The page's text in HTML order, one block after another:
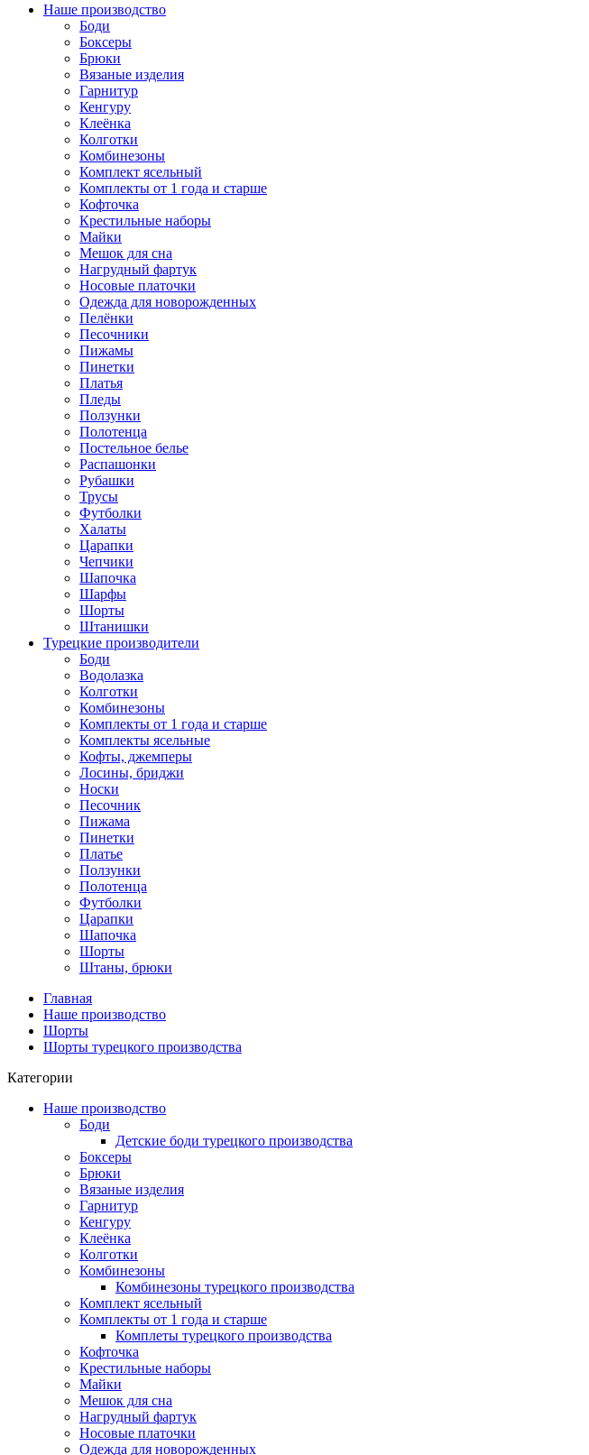
Наше производство
Боди
Боксеры
Брюки
Вязаные изделия
Гарнитур
Кенгуру
Клеёнка
Колготки
Комбинезоны
Комплект ясельный
Комплекты от 1 года и старше
Кофточка
Крестильные наборы
Майки
Мешок для сна
Нагрудный фартук
Носовые платочки
Одежда для новорожденных
Пелёнки
Песочники
Пижамы
Пинетки
Платья
Пледы
Ползунки
Полотенца
Постельное белье
Распашонки
Рубашки
Трусы
Футболки
Халаты
Царапки
Чепчики
Шапочка
Шарфы
Шорты
Штанишки
Турецкие производители
Боди
Водолазка
Колготки
Комбинезоны
Комплекты от 1 года и старше
Комплекты ясельные
Кофты, джемперы
Лосины, бриджи
Носки
Песочник
Пижама
Пинетки
Платье
Ползунки
Полотенца
Футболки
Царапки
Шапочка
Шорты
Штаны, брюки
Главная
Наше производство
Шорты
Шорты турецкого производства
Категории
Наше производство
Боди
Детские боди турецкого производства
Боксеры
Брюки
Вязаные изделия
Гарнитур
Кенгуру
Клеёнка
Колготки
Комбинезоны
Комбинезоны турецкого производства
Комплект ясельный
Комплекты от 1 года и старше
Комплеты турецкого производства
Кофточка
Крестильные наборы
Майки
Мешок для сна
Нагрудный фартук
Носовые платочки
Одежда для новорожденных